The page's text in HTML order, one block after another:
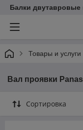
Балки двутавровые
Товары и услуги
Вал проявки
Сортировка